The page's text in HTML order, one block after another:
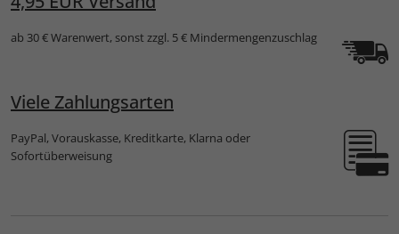
ab 30 € Warenwert, sonst zzgl. 5 € Mindermengenzuschlag
Viele Zahlungsarten
PayPal, Vorauskasse, Kreditkarte, Klarna oder
Sofortüberweisung